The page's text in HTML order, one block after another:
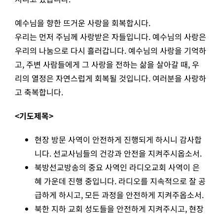
예수님을 향한 뜨거운 사랑을 회복합시다.
우리는 먼저 주님께 사랑받은 자들입니다. 예수님의 사랑은
우리의 나눔으로 다시 흘러갑니다. 예수님의 사랑을 기억하
고, 주변 사람들에게 그 사랑을 전하는 삶을 살아갈 때, 우
리의 열정은 자연스럽게 회복될 것입니다. 여러분을 사랑하
고 축복합니다.
<기도제목>
현장 방문 사역이 안전하게 진행되게 하시니 감사합
니다. 선교사님들의 건강과 안전을 지켜주시옵소서.
북방선교방송의 중요 사역인 라디오교회 사역이 은
혜 가운데 진행 중입니다. 라디오를 지속적으로 잘 공
급하게 하시고, 모든 과정을 안전하게 지켜주옵소서.
북한 지하 교회 성도들을 안전하게 지켜주시고, 현장